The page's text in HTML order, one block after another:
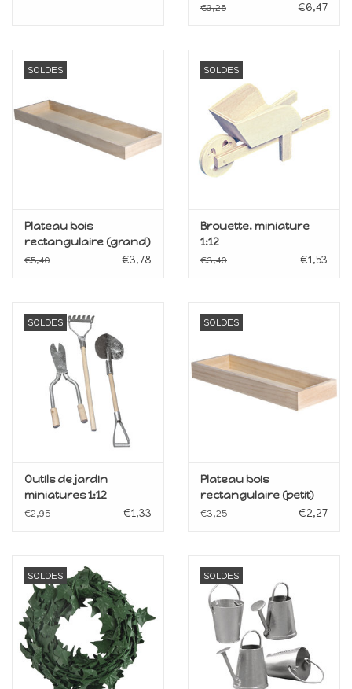
miniature - The Mouse
Mansion
Mon site
Offres
€9,25 €6,47
SOLDES
Plateau bois
rectangulaire (grand)
€5,40 €3,78
SOLDES
Brouette, miniature
1:12
€3,40 €1,53
SOLDES
Outils de jardin
miniatures 1:12
€2,95 €1,33
SOLDES
Plateau bois
rectangulaire (petit)
€3,25 €2,27
SOLDES SOLDES